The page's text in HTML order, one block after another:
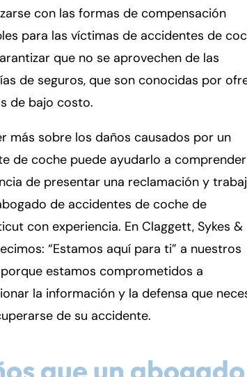
con las formas de compensación
para las víctimas de accidentes de
que no se aprovechen de las
de seguros, que son conocidas por
de bajo costo.
más sobre los daños causados por un
de coche puede ayudarlo a
de presentar una reclamación y
de accidentes de coche de
con experiencia. En Claggett, Sykes &
“Estamos aquí para ti” a nuestros
estamos comprometidos a
la información y la defensa que
de su accidente.
que un abogado